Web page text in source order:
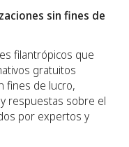
sin fines de
filantrópicos que
gratuitos
fines de lucro,
respuestas sobre el
por expertos y